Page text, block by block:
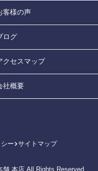
客様の声
ログ
クセスマップ
社概要
ー サイトマップ
本店 All Rights Reserved.